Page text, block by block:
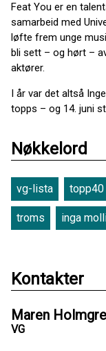
Feat You er en
samarbeid med
løfte frem unge
bli sett – og hørt –
aktører.
I år var det altså
topps – og 14. juni
Nøkkelord
vg-lista topp40
troms inga
Kontakter
Maren
VG